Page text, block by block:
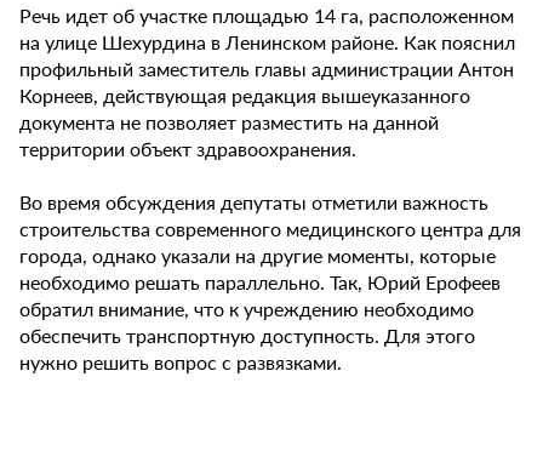
Речь идет об участке площадью 14 га, расположенном
на улице Шехурдина в Ленинском районе. Как пояснил
профильный заместитель главы администрации Антон
Корнеев, действующая редакция вышеуказанного
документа не позволяет разместить на данной
территории объект здравоохранения.
Во время обсуждения депутаты отметили важность
строительства современного медицинского центра для
города, однако указали на другие моменты, которые
необходимо решать параллельно. Так, Юрий Ерофеев
обратил внимание, что к учреждению необходимо
обеспечить транспортную доступность. Для этого
нужно решить вопрос с развязками.